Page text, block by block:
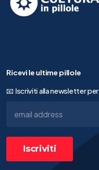
Ricevi le ultime pillole
📧 Iscriviti alla newsletter